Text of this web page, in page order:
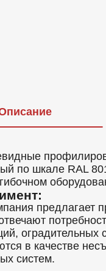
по шкале RAL
предлагает
в качестве
систем.